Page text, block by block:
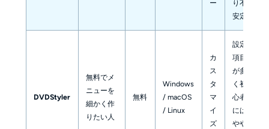
ー
り不
安定
DVDStyler
無料でメ
ニューを
細かく作
りたい人
無料
Windows
/ macOS
/ Linux
カ
ス
タ
マ
イ
ズ
設定
項目
が多
く初
心者
には
やや